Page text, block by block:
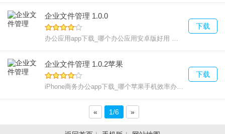
企业文件管理 1.0.0
办公应用app下载_哪个办公应用安卓版好用21.48 MB
下载
企业文件管理 1.0.2苹果
iPhone商务办公app下载_哪个苹果手机效率办公好用
下载
« 1/6 »